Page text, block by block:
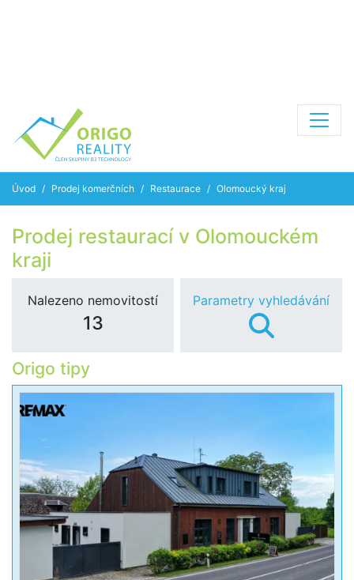
Úvod Prodej komerčních Restaurace Olomoucký kraj
Prodej restaurací v Olomouckém
kraji
Nalezeno nemovitostí
13
Parametry vyhledávání
Origo tipy